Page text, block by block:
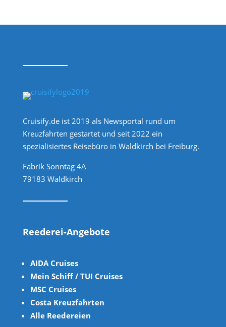
Cruisify.de ist 2019 als Newsportal rund um
Kreuzfahrten gestartet und seit 2022 ein
spezialisiertes Reisebüro in Waldkirch bei Freiburg.
Fabrik Sonntag 4A
79183 Waldkirch
Reederei-Angebote
AIDA Cruises
Mein Schiff / TUI Cruises
MSC Cruises
Costa Kreuzfahrten
Alle Reedereien